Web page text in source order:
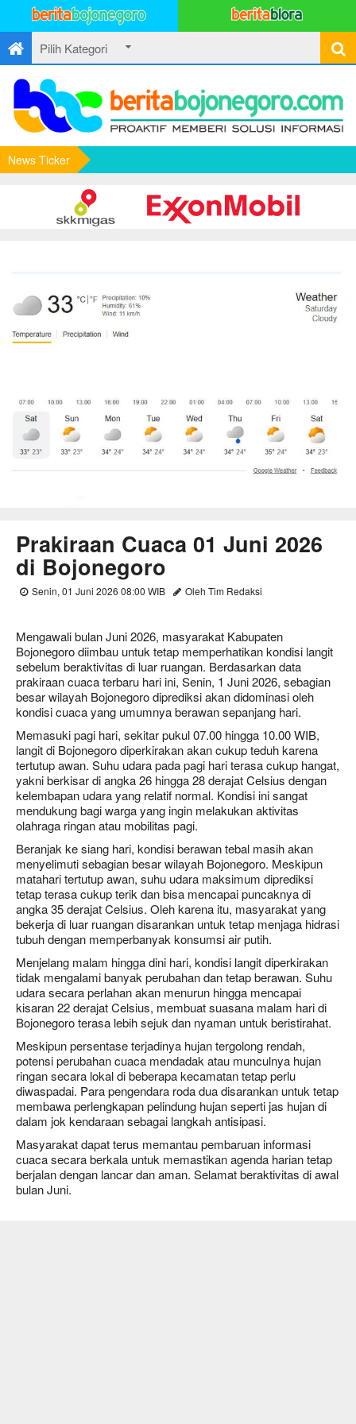
News Ticker
Prakiraan Cuaca 01 Juni 2026
di Bojonegoro
Senin, 01 Juni 2026 08:00 WIB Oleh Tim Redaksi
Mengawali bulan Juni 2026, masyarakat Kabupaten
Bojonegoro diimbau untuk tetap memperhatikan kondisi langit
sebelum beraktivitas di luar ruangan. Berdasarkan data
prakiraan cuaca terbaru hari ini, Senin, 1 Juni 2026, sebagian
besar wilayah Bojonegoro diprediksi akan didominasi oleh
kondisi cuaca yang umumnya berawan sepanjang hari.
Memasuki pagi hari, sekitar pukul 07.00 hingga 10.00 WIB,
langit di Bojonegoro diperkirakan akan cukup teduh karena
tertutup awan. Suhu udara pada pagi hari terasa cukup hangat,
yakni berkisar di angka 26 hingga 28 derajat Celsius dengan
kelembapan udara yang relatif normal. Kondisi ini sangat
mendukung bagi warga yang ingin melakukan aktivitas
olahraga ringan atau mobilitas pagi.
Beranjak ke siang hari, kondisi berawan tebal masih akan
menyelimuti sebagian besar wilayah Bojonegoro. Meskipun
matahari tertutup awan, suhu udara maksimum diprediksi
tetap terasa cukup terik dan bisa mencapai puncaknya di
angka 35 derajat Celsius. Oleh karena itu, masyarakat yang
bekerja di luar ruangan disarankan untuk tetap menjaga hidrasi
tubuh dengan memperbanyak konsumsi air putih.
Menjelang malam hingga dini hari, kondisi langit diperkirakan
tidak mengalami banyak perubahan dan tetap berawan. Suhu
udara secara perlahan akan menurun hingga mencapai
kisaran 22 derajat Celsius, membuat suasana malam hari di
Bojonegoro terasa lebih sejuk dan nyaman untuk beristirahat.
Meskipun persentase terjadinya hujan tergolong rendah,
potensi perubahan cuaca mendadak atau munculnya hujan
ringan secara lokal di beberapa kecamatan tetap perlu
diwaspadai. Para pengendara roda dua disarankan untuk tetap
membawa perlengkapan pelindung hujan seperti jas hujan di
dalam jok kendaraan sebagai langkah antisipasi.
Masyarakat dapat terus memantau pembaruan informasi
cuaca secara berkala untuk memastikan agenda harian tetap
berjalan dengan lancar dan aman. Selamat beraktivitas di awal
bulan Juni.